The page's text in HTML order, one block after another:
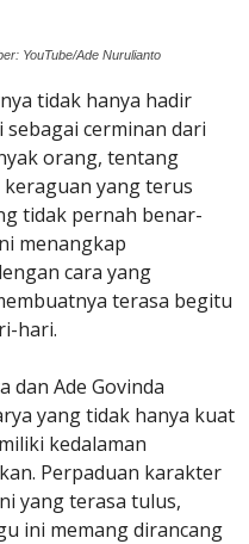
YouTube/Ade Nurulianto
tidak hanya hadir
cerminan dari
orang, tentang
yang terus
tidak pernah benar-
menangkap
cara yang
terasa begitu
hari.
dan Ade Govinda
yang tidak hanya kuat
kedalaman
Perpaduan karakter
yang terasa tulus,
ini memang dirancang